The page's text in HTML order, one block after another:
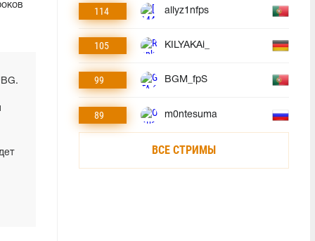
114 allyz1nfps
105 KILYAKAi_
99 BGM_fpS
89 m0ntesuma
ВСЕ СТРИМЫ